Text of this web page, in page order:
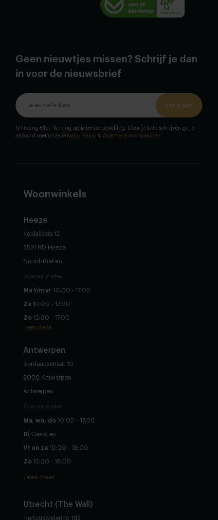
Geen nieuwtjes missen? Schrijf je dan
in voor de nieuwsbrief
Let's go!
Ontvang €15,- korting op je eerste bestelling. Door je in te schrijven ga je
akkoord met onze Privacy Policy & Algemene voorwaarden
Woonwinkels
Heeze
Koolakkers 12
5591 RD Heeze
Noord-Brabant
Openingstijden
Ma t/m vr 10:00 - 17:00
Za 10:00 - 17:00
Zo 12:00 - 17:00
Lees meer
Antwerpen
Bordeauxstraat 10
2000 Antwerpen
Antwerpen
Openingstijden
Ma, wo, do 10:00 - 17:00
Di Gesloten
Vr en za 10:00 - 18:00
Zo 12:00 - 18:00
Lees meer
Utrecht (The Wall)
Hertogswetering 183